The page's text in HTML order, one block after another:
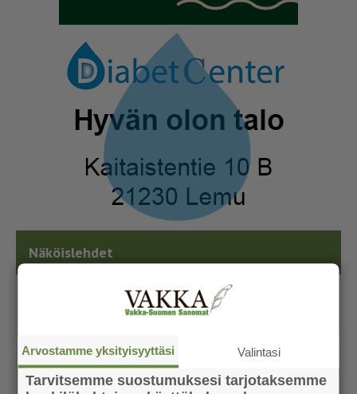
Näköislehdet
Arvostamme yksityisyyttäsi Valintasi
Tarvitsemme suostumuksesi tarjotaksemme